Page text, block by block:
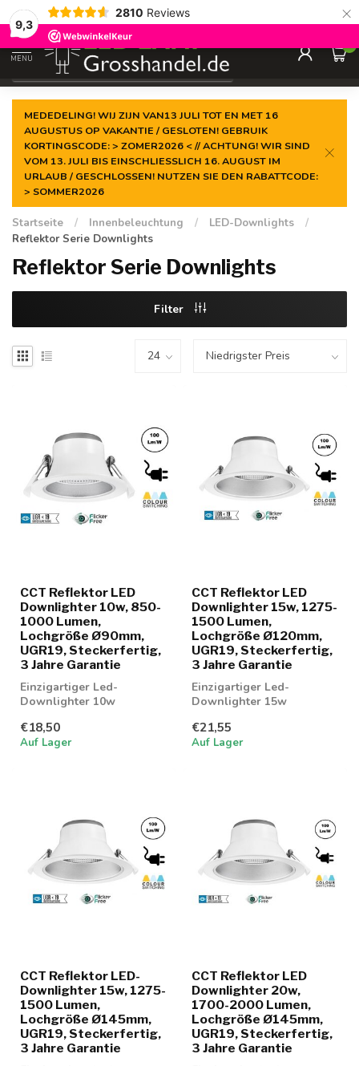
9,3
2810 Reviews ×
Garantiert derniedrigste Preis
MENU
0
MEDEDELING! WIJ ZIJN VAN13 JULI TOT EN MET 16
AUGUSTUS OP VAKANTIE / GESLOTEN! GEBRUIK
KORTINGSCODE: > ZOMER2026 < // ACHTUNG! WIR SIND
VOM 13. JULI BIS EINSCHLIESSLICH 16. AUGUST IM
URLAUB / GESCHLOSSEN! NUTZEN SIE DEN RABATTCODE:
> SOMMER2026
Startseite / Innenbeleuchtung / LED-Downlights
/
Reflektor Serie Downlights
Reflektor Serie Downlights
Filter
CCT Reflektor LED
Downlighter 10w, 850-
1000 Lumen,
Lochgröße Ø90mm,
UGR19, Steckerfertig,
3 Jahre Garantie
Einzigartiger Led-
Downlighter 10w
Lichtfarben; 3000K, 4000K
und...
€18,50
Auf Lager
CCT Reflektor LED
Downlighter 15w, 1275-
1500 Lumen,
Lochgröße Ø120mm,
UGR19, Steckerfertig,
3 Jahre Garantie
Einzigartiger Led-
Downlighter 15w
Lichtfarben; 3000K, 4000K
und...
€21,55
Auf Lager
CCT Reflektor LED-
Downlighter 15w, 1275-
1500 Lumen,
Lochgröße Ø145mm,
UGR19, Steckerfertig,
3 Jahre Garantie
CCT Reflektor LED
Downlighter 20w,
1700-2000 Lumen,
Lochgröße Ø145mm,
UGR19, Steckerfertig,
3 Jahre Garantie